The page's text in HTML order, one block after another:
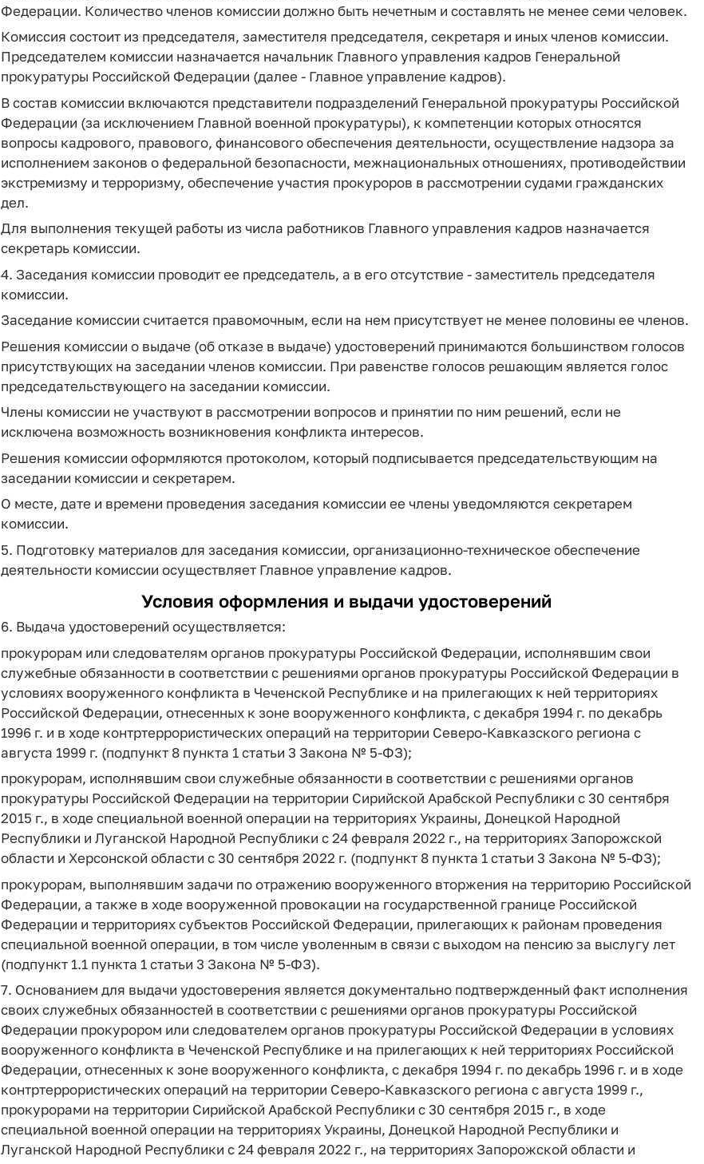
Федерации. Количество членов комиссии должно быть нечетным и составлять не менее семи человек.
Комиссия состоит из председателя, заместителя председателя, секретаря и иных членов комиссии.
Председателем комиссии назначается начальник Главного управления кадров Генеральной
прокуратуры Российской Федерации (далее - Главное управление кадров).
В состав комиссии включаются представители подразделений Генеральной прокуратуры Российской
Федерации (за исключением Главной военной прокуратуры), к компетенции которых относятся
вопросы кадрового, правового, финансового обеспечения деятельности, осуществление надзора за
исполнением законов о федеральной безопасности, межнациональных отношениях, противодействии
экстремизму и терроризму, обеспечение участия прокуроров в рассмотрении судами гражданских
дел.
Для выполнения текущей работы из числа работников Главного управления кадров назначается
секретарь комиссии.
4. Заседания комиссии проводит ее председатель, а в его отсутствие - заместитель председателя
комиссии.
Заседание комиссии считается правомочным, если на нем присутствует не менее половины ее членов.
Решения комиссии о выдаче (об отказе в выдаче) удостоверений принимаются большинством голосов
присутствующих на заседании членов комиссии. При равенстве голосов решающим является голос
председательствующего на заседании комиссии.
Члены комиссии не участвуют в рассмотрении вопросов и принятии по ним решений, если не
исключена возможность возникновения конфликта интересов.
Решения комиссии оформляются протоколом, который подписывается председательствующим на
заседании комиссии и секретарем.
О месте, дате и времени проведения заседания комиссии ее члены уведомляются секретарем
комиссии.
5. Подготовку материалов для заседания комиссии, организационно-техническое обеспечение
деятельности комиссии осуществляет Главное управление кадров.
Условия оформления и выдачи удостоверений
6. Выдача удостоверений осуществляется:
прокурорам или следователям органов прокуратуры Российской Федерации, исполнявшим свои
служебные обязанности в соответствии с решениями органов прокуратуры Российской Федерации в
условиях вооруженного конфликта в Чеченской Республике и на прилегающих к ней территориях
Российской Федерации, отнесенных к зоне вооруженного конфликта, с декабря 1994 г. по декабрь
1996 г. и в ходе контртеррористических операций на территории Северо-Кавказского региона с
августа 1999 г. (подпункт 8 пункта 1 статьи 3 Закона № 5-ФЗ);
прокурорам, исполнявшим свои служебные обязанности в соответствии с решениями органов
прокуратуры Российской Федерации на территории Сирийской Арабской Республики с 30 сентября
2015 г., в ходе специальной военной операции на территориях Украины, Донецкой Народной
Республики и Луганской Народной Республики с 24 февраля 2022 г., на территориях Запорожской
области и Херсонской области с 30 сентября 2022 г. (подпункт 8 пункта 1 статьи 3 Закона № 5-ФЗ);
прокурорам, выполнявшим задачи по отражению вооруженного вторжения на территорию Российской
Федерации, а также в ходе вооруженной провокации на государственной границе Российской
Федерации и территориях субъектов Российской Федерации, прилегающих к районам проведения
специальной военной операции, в том числе уволенным в связи с выходом на пенсию за выслугу лет
(подпункт 1.1 пункта 1 статьи 3 Закона № 5-ФЗ).
7. Основанием для выдачи удостоверения является документально подтвержденный факт исполнения
своих служебных обязанностей в соответствии с решениями органов прокуратуры Российской
Федерации прокурором или следователем органов прокуратуры Российской Федерации в условиях
вооруженного конфликта в Чеченской Республике и на прилегающих к ней территориях Российской
Федерации, отнесенных к зоне вооруженного конфликта, с декабря 1994 г. по декабрь 1996 г. и в ходе
контртеррористических операций на территории Северо-Кавказского региона с августа 1999 г.,
прокурорами на территории Сирийской Арабской Республики с 30 сентября 2015 г., в ходе
специальной военной операции на территориях Украины, Донецкой Народной Республики и
Луганской Народной Республики с 24 февраля 2022 г., на территориях Запорожской области и